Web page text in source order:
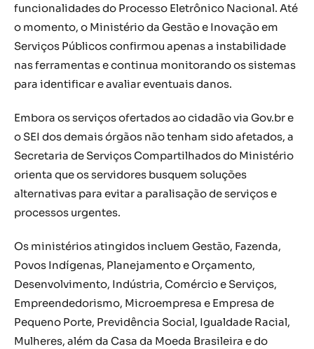
funcionalidades do Processo Eletrônico Nacional. Até
o momento, o Ministério da Gestão e Inovação em
Serviços Públicos confirmou apenas a instabilidade
nas ferramentas e continua monitorando os sistemas
para identificar e avaliar eventuais danos.
Embora os serviços ofertados ao cidadão via Gov.br e
o SEI dos demais órgãos não tenham sido afetados, a
Secretaria de Serviços Compartilhados do Ministério
orienta que os servidores busquem soluções
alternativas para evitar a paralisação de serviços e
processos urgentes.
Os ministérios atingidos incluem Gestão, Fazenda,
Povos Indígenas, Planejamento e Orçamento,
Desenvolvimento, Indústria, Comércio e Serviços,
Empreendedorismo, Microempresa e Empresa de
Pequeno Porte, Previdência Social, Igualdade Racial,
Mulheres, além da Casa da Moeda Brasileira e do